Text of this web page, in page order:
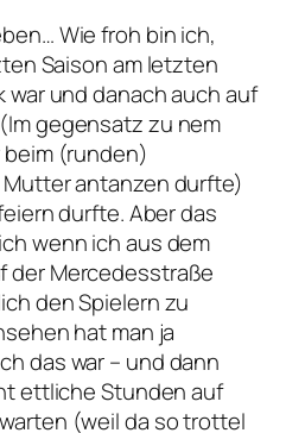
Wie froh bin ich,
Saison am letzten
war und danach auch auf
gegensatz zu nem
beim (runden)
antanzen durfte)
durfte. Aber das
wenn ich aus dem
der Mercedesstraße
den Spielern zu
hat man ja
das war – und dann
ettliche Stunden auf
(weil da so trottel